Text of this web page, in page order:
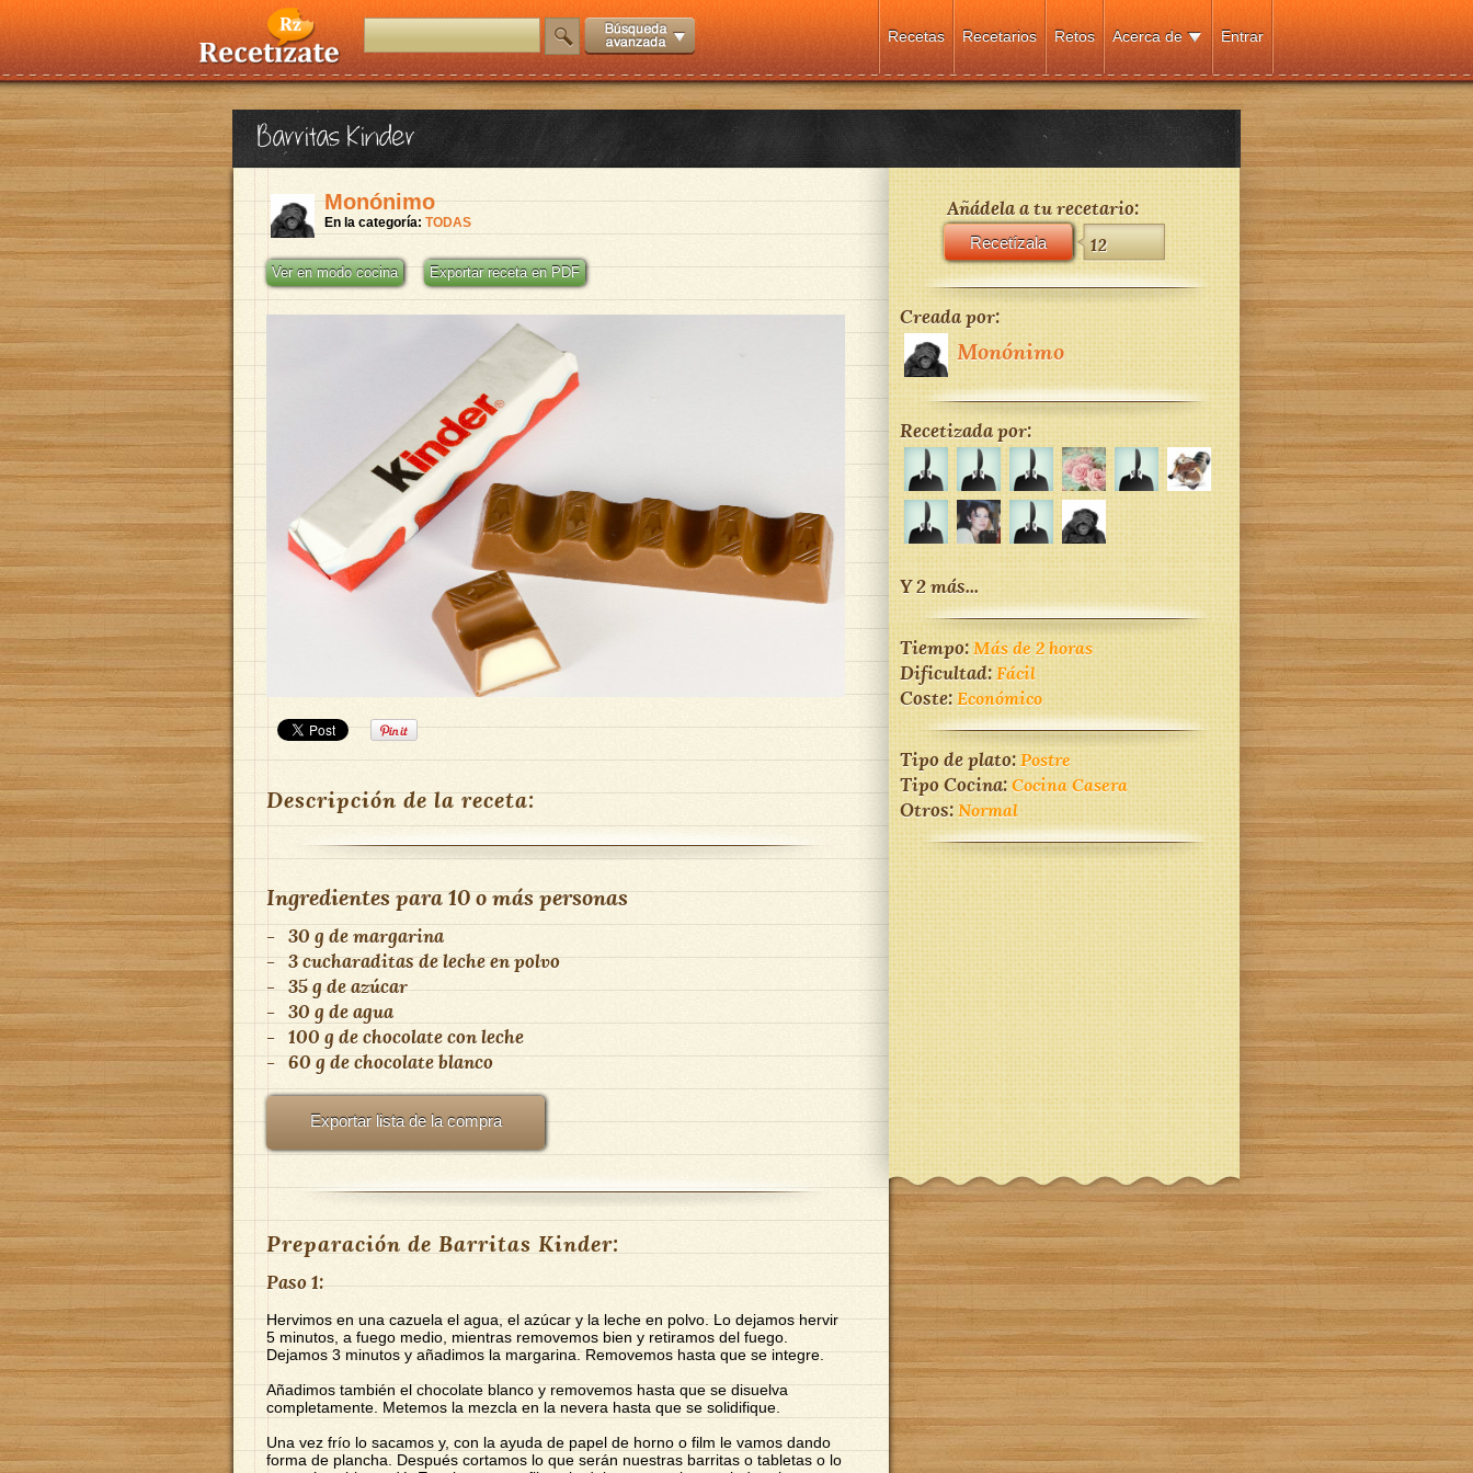
Entrar
Acerca de
Retos
Recetarios
Recetas
Barritas Kinder
Monónimo
En la categoría: TODAS
Ver en modo cocina Exportar receta en PDF
Descripción de la receta:
Ingredientes para10 o más personas
- 30 g de margarina
- 3 cucharaditas de leche en polvo
- 35 g de azúcar
- 30 g de agua
- 100 g de chocolate con leche
- 60 g de chocolate blanco
Exportar lista de la compra
Preparación de Barritas Kinder:
Paso 1:
Hervimos en una cazuela el agua, el azúcar y la leche en polvo. Lo dejamos hervir
5 minutos, a fuego medio, mientras removemos bien y retiramos del fuego.
Dejamos 3 minutos y añadimos la margarina. Removemos hasta que se integre.
Añadimos también el chocolate blanco y removemos hasta que se disuelva
completamente. Metemos la mezcla en la nevera hasta que se solidifique.
Una vez frío lo sacamos y, con la ayuda de papel de horno o film le vamos dando
forma de plancha. Después cortamos lo que serán nuestras barritas o tabletas o lo
Añádela a tu recetario:
Recetízala 12
Creada por:
Monónimo
Recetizada por:
Y 2 más...
Tiempo:Más de 2 horas
Dificultad:Fácil
Coste:Económico
Tipo de plato:Postre
Tipo Cocina:Cocina Casera
Otros:Normal